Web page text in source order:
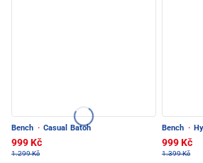
Bench · Casual Batoh
999 Kč
1.299 Kč
Bench ·
999 Kč
1.399 Kč